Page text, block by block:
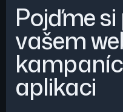
Pojďme
vašem
aplikaci